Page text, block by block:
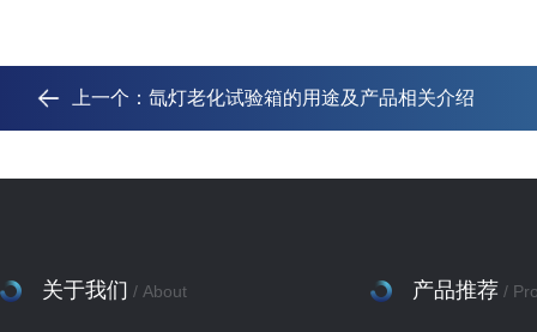
上一个： 氙灯老化试验箱的用途及产品相关介绍
关于我们 / About 产品推荐 /